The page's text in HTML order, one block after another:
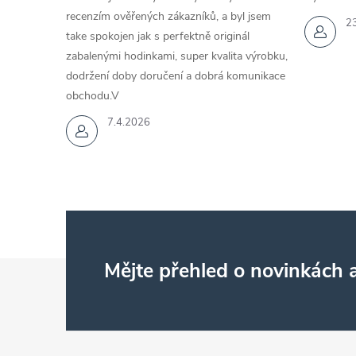
7.4.2026
recenzím ověřených zákazníků, a byl jsem
take spokojen jak s perfektně originál
zabalenými hodinkami, super kvalita výrobku,
dodržení doby doručení a dobrá komunikace
obchodu.V
Mějte přehled o novinkách